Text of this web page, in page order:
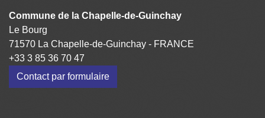
Commune de la Chapelle-de-Guinchay
Le Bourg
71570 La Chapelle-de-Guinchay - FRANCE
+33 3 85 36 70 47
Contact par formulaire